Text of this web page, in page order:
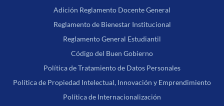
Adición Reglamento Docente General
Reglamento de Bienestar Institucional
Reglamento General Estudiantil
Código del Buen Gobierno
Política de Tratamiento de Datos Personales
Política de Propiedad Intelectual, Innovación y Emprendimiento
Política de Internacionalización